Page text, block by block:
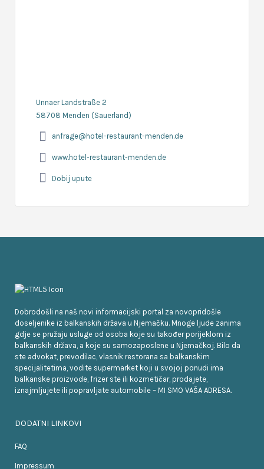
Unnaer Landstraße 2
58708 Menden (Sauerland)
anfrage@hotel-restaurant-menden.de
www.hotel-restaurant-menden.de
Dobij upute
Dobrodošli na naš novi informacijski portal za novopridošle
doseljenike iz balkanskih država u Njemačku. Mnoge ljude zanima
gdje se pružaju usluge od osoba koje su također porijeklom iz
balkanskih država, a koje su samozaposlene u Njemačkoj. Bilo da
ste advokat, prevodilac, vlasnik restorana sa balkanskim
specijalitetima, vodite supermarket koji u svojoj ponudi ima
balkanske proizvode, frizer ste ili kozmetičar, prodajete,
iznajmljujete ili popravljate automobile – MI SMO VAŠA ADRESA.
DODATNI LINKOVI
FAQ
Impressum